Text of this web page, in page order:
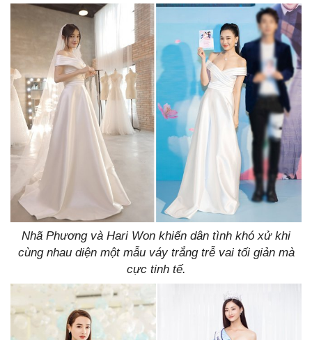
Nhã Phương và Hari Won khiến dân tình khó xử khi
cùng nhau diện một mẫu váy trắng trễ vai tối giản mà
cực tinh tế.